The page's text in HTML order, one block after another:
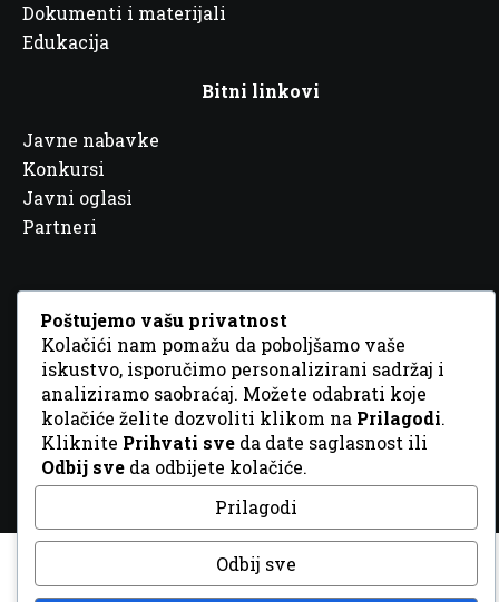
Dokumenti i materijali
Edukacija
Bitni linkovi
Javne nabavke
Konkursi
Javni oglasi
Partneri
© 2026 Sva prava zadržana. DizajnGordonDM
Poštujemo vašu privatnost
Kolačići nam pomažu da poboljšamo vaše
iskustvo, isporučimo personalizirani sadržaj i
analiziramo saobraćaj. Možete odabrati koje
kolačiće želite dozvoliti klikom na Prilagodi.
Kliknite Prihvati sve da date saglasnost ili
Odbij sve da odbijete kolačiće.
Prilagodi
Odbij sve